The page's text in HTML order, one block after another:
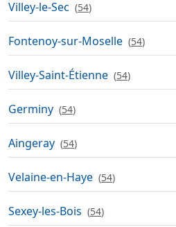
Villey-le-Sec (54)
Fontenoy-sur-Moselle (54)
Villey-Saint-Étienne (54)
Germiny (54)
Aingeray (54)
Velaine-en-Haye (54)
Sexey-les-Bois (54)